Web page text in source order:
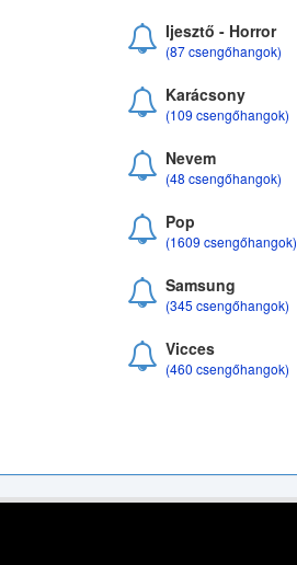
Ijesztő - Horror
(87 csengőhangok)
Karácsony
(109 csengőhangok)
Nevem
(48 csengőhangok)
Pop
(1609 csengőhangok)
Samsung
(345 csengőhangok)
Vicces
(460 csengőhangok)